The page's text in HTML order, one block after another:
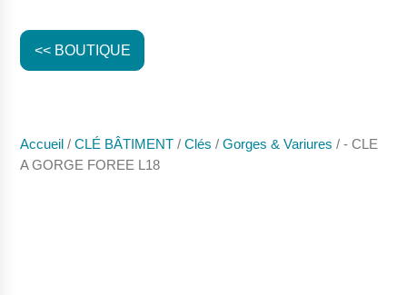
<< BOUTIQUE
Accueil /CLÉ BÂTIMENT /Clés /Gorges & Variures / - CLE
A GORGE FOREE L18